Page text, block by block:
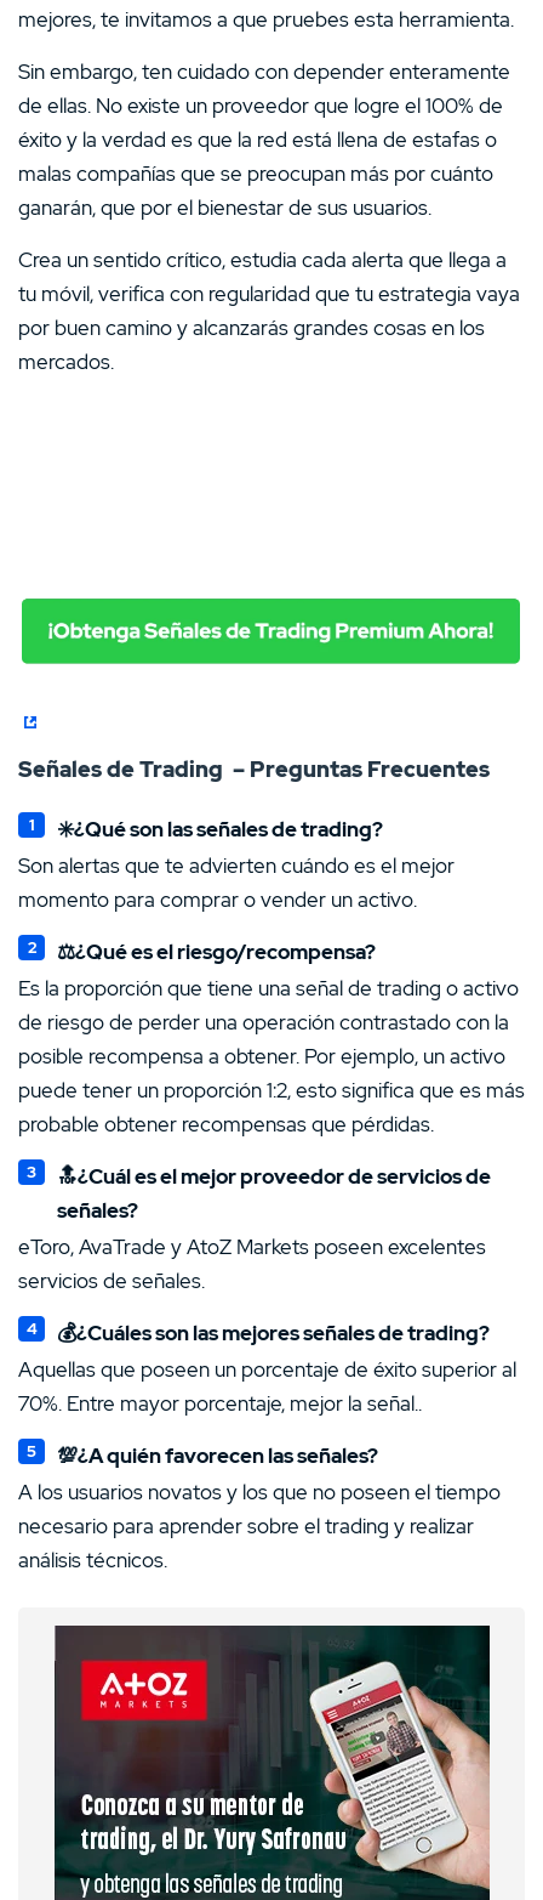
mejores, te invitamos a que pruebes esta herramienta.
Sin embargo, ten cuidado con depender enteramente
de ellas. No existe un proveedor que logre el 100% de
éxito y la verdad es que la red está llena de estafas o
malas compañías que se preocupan más por cuánto
ganarán, que por el bienestar de sus usuarios.
Crea un sentido crítico, estudia cada alerta que llega a
tu móvil, verifica con regularidad que tu estrategia vaya
por buen camino y alcanzarás grandes cosas en los
mercados.
Señales de Trading – Preguntas Frecuentes
✳️¿Qué son las señales de trading?
Son alertas que te advierten cuándo es el mejor
momento para comprar o vender un activo.
⚖️¿Qué es el riesgo/recompensa?
Es la proporción que tiene una señal de trading o activo
de riesgo de perder una operación contrastado con la
posible recompensa a obtener. Por ejemplo, un activo
puede tener un proporción 1:2, esto significa que es más
probable obtener recompensas que pérdidas.
🔝¿Cuál es el mejor proveedor de servicios de
señales?
eToro, AvaTrade y AtoZ Markets poseen excelentes
servicios de señales.
💰¿Cuáles son las mejores señales de trading?
Aquellas que poseen un porcentaje de éxito superior al
70%. Entre mayor porcentaje, mejor la señal..
💯¿A quién favorecen las señales?
A los usuarios novatos y los que no poseen el tiempo
necesario para aprender sobre el trading y realizar
análisis técnicos.